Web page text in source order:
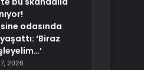
odasında
‘Biraz
2026